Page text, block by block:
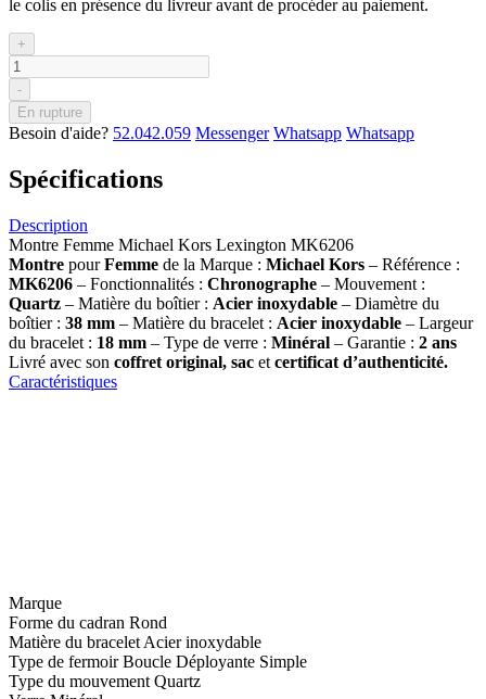
le colis en présence du livreur avant de procéder au paiement.
+
-
En rupture
Besoin d'aide? 52.042.059 Messenger Whatsapp Whatsapp
Spécifications
Description
Montre Femme Michael Kors Lexington MK6206
Montre pourFemme de la Marque : Michael Kors – Référence :
MK6206 – Fonctionnalités : Chronographe – Mouvement :
Quartz – Matière du boîtier : Acier inoxydable – Diamètre du
boîtier : 38 mm – Matière du bracelet : Acier inoxydable – Largeur
du bracelet : 18 mm – Type de verre : Minéral – Garantie : 2 ans
Livré avec son coffret original, sac et certificat d’authenticité.
Caractéristiques
Marque
Forme du cadran Rond
Matière du bracelet Acier inoxydable
Type de fermoir Boucle Déployante Simple
Type du mouvement Quartz